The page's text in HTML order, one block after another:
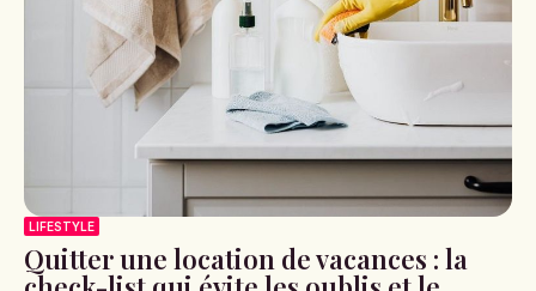
LIFESTYLE
Quitter une location de vacances : la